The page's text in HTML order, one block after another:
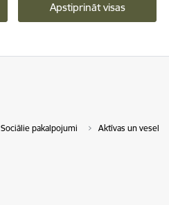
Apstiprināt visas
Sociālie pakalpojumi Aktīvas un